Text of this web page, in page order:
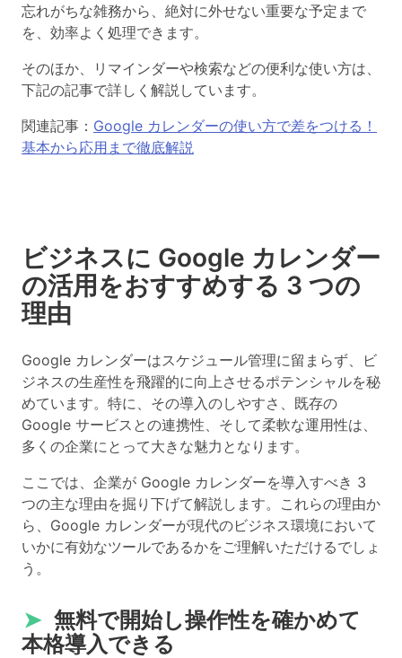
忘れがちな雑務から、絶対に外せない重要な予定まで
を、効率よく処理できます。
そのほか、リマインダーや検索などの便利な使い方は、
下記の記事で詳しく解説しています。
関連記事： Google カレンダーの使い方で差をつける！
基本から応用まで徹底解説
ビジネスに Google カレンダー
の活用をおすすめする 3 つの
理由
Google カレンダーはスケジュール管理に留まらず、ビ
ジネスの生産性を飛躍的に向上させるポテンシャルを秘
めています。特に、その導入のしやすさ、既存の
Google サービスとの連携性、そして柔軟な運用性は、
多くの企業にとって大きな魅力となります。
ここでは、企業が Google カレンダーを導入すべき 3
つの主な理由を掘り下げて解説します。これらの理由か
ら、Google カレンダーが現代のビジネス環境において
いかに有効なツールであるかをご理解いただけるでしょ
う。
➤ 無料で開始し操作性を確かめて
本格導入できる